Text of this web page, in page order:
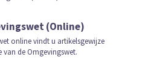
(Online)
online vindt u artikelsgewijze
de Omgevingswet.